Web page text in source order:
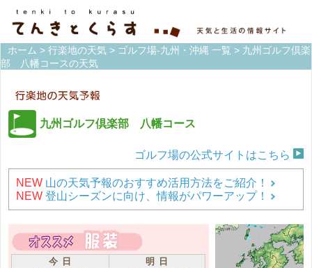
ホーム > 行楽地の天気 > ゴルフ場-九州・沖縄 一覧 > 九州ゴルフ倶楽
部 八幡コースの天気
九州ゴルフ倶楽部 八幡コース
ゴルフ場の公式サイトはこちら
NEW 山の天気予報のおすすめ活用方法をご紹介！
NEW 登山シーズンに向け、情報がパワーアップ！
今 日
明 日